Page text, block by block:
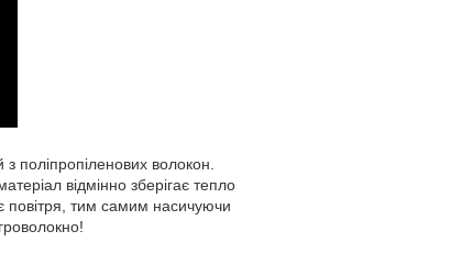
поліпропіленових волокон.
відмінно зберігає тепло
повітря, тим самим насичуючи